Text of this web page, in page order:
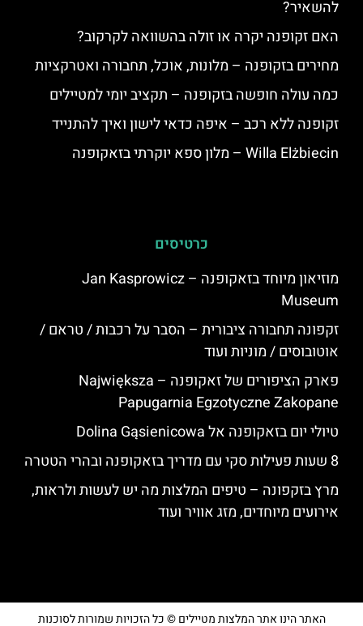
להשאיר?
האם זקופנה יקרה או זולה בהשוואה לקרקוב?
מחירים בזקופנה – מלונות, אוכל, תחבורה ואטרקציות
כמה עולה חופשה בזקופנה – תקציב יומי למטיילים
זקופנה ללא רכב – איפה כדאי לישון ואיך להתנייד
Willa Elżbiecin – מלון ספא יוקרתי בזאקופנה
כרטיסים
מוזיאון מיוחד בזאקופנה – Jan Kasprowicz
Museum
זקפונה תחבורה ציבורית – הסבר על רכבות / טראם /
אוטובוסים / מוניות ועוד
פארק הציפורים של זאקופנה – Największa
Papugarnia Egzotyczne Zakopane
טיולי יום בזאקופנה אל Dolina Gąsienicowa
8 שעות פעילות סקי עם מדריך בזאקופנה ובהרי הטטרה
מרץ בזקפונה – טיפים המלצות מה יש לעשות ולראות,
אירועים מיוחדים, מזג אוויר ועוד
האתר הינו אתר המלצות מטיילים © כל הזכויות שמורות לסוכנות